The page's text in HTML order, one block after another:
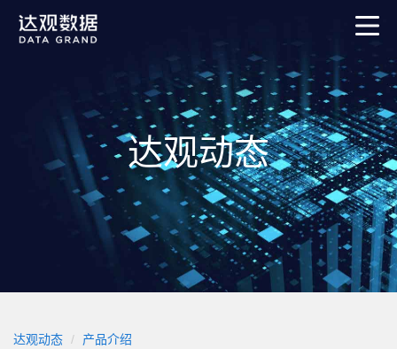
达观动态
达观动态
产品介绍